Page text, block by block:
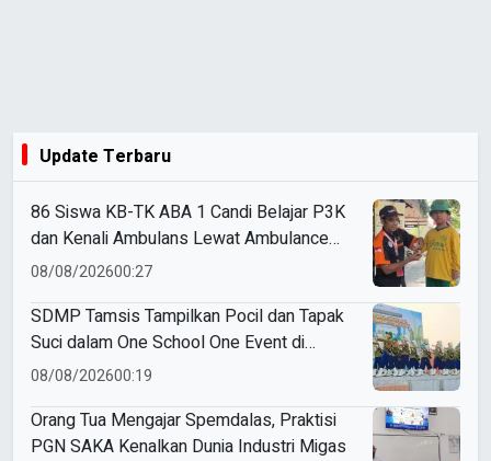
Update Terbaru
86 Siswa KB-TK ABA 1 Candi Belajar P3K
dan Kenali Ambulans Lewat Ambulance
Goes to Schools
08/08/202600:27
SDMP Tamsis Tampilkan Pocil dan Tapak
Suci dalam One School One Event di
Mojokerto
08/08/202600:19
Orang Tua Mengajar Spemdalas, Praktisi
PGN SAKA Kenalkan Dunia Industri Migas